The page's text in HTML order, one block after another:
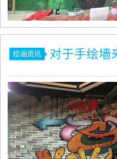
绘画资讯 对于手绘墙